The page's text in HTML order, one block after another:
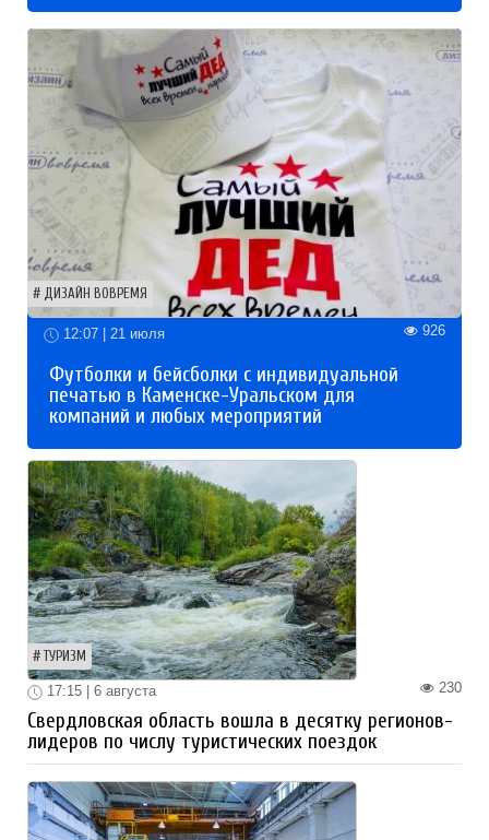
ДИЗАЙН ВОВРЕМЯ
12:07 | 21 июля 926
Футболки и бейсболки с индивидуальной
печатью в Каменске-Уральском для
компаний и любых мероприятий
ТУРИЗМ
230
17:15 | 6 августа
Свердловская область вошла в десятку регионов-
лидеров по числу туристических поездок